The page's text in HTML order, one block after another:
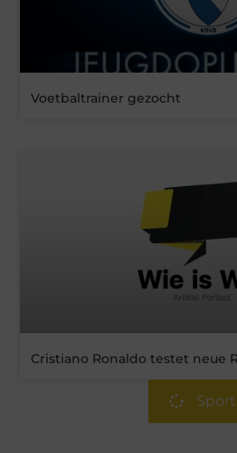
Voetbaltrainer gezocht
Cristiano Ronaldo testet neue
Sport